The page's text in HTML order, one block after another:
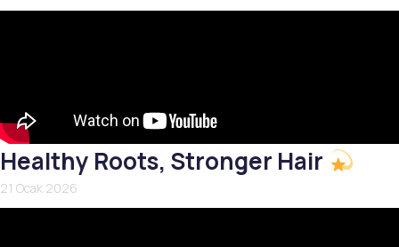
Healthy Roots, Stronger Hair
21 Ocak 2026